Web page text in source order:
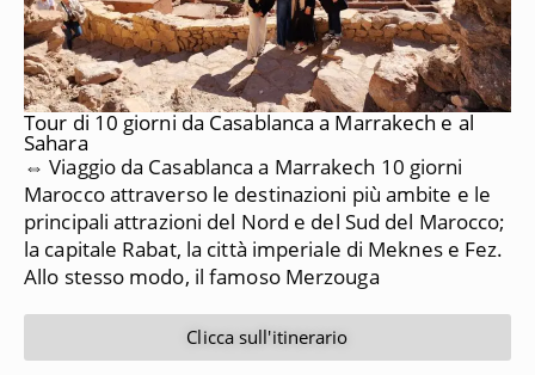
Tour di 10 giorni da Casablanca a Marrakech e al
Sahara
⇔ Viaggio da Casablanca a Marrakech 10 giorni
Marocco attraverso le destinazioni più ambite e le
principali attrazioni del Nord e del Sud del Marocco;
la capitale Rabat, la città imperiale di Meknes e Fez.
Allo stesso modo, il famoso Merzouga
Clicca sull'itinerario